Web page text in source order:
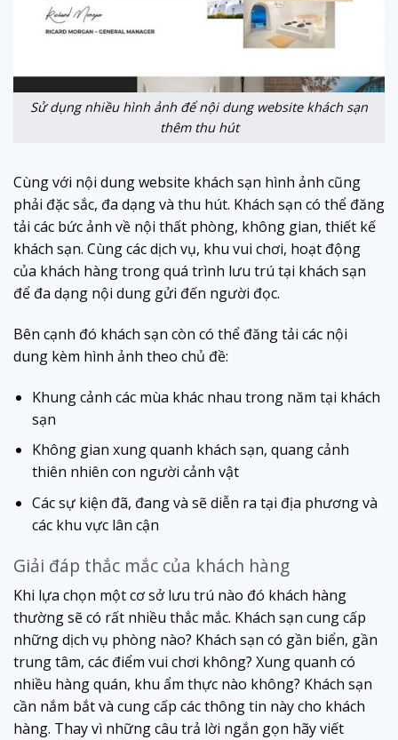
Sử dụng nhiều hình ảnh để nội dung website khách sạn
thêm thu hút
Cùng với nội dung website khách sạn hình ảnh cũng
phải đặc sắc, đa dạng và thu hút. Khách sạn có thể đăng
tải các bức ảnh về nội thất phòng, không gian, thiết kế
khách sạn. Cùng các dịch vụ, khu vui chơi, hoạt động
của khách hàng trong quá trình lưu trú tại khách sạn
để đa dạng nội dung gửi đến người đọc.
Bên cạnh đó khách sạn còn có thể đăng tải các nội
dung kèm hình ảnh theo chủ đề:
Khung cảnh các mùa khác nhau trong năm tại khách
sạn
Không gian xung quanh khách sạn, quang cảnh
thiên nhiên con người cảnh vật
Các sự kiện đã, đang và sẽ diễn ra tại địa phương và
các khu vực lân cận
Giải đáp thắc mắc của khách hàng
Khi lựa chọn một cơ sở lưu trú nào đó khách hàng
thường sẽ có rất nhiều thắc mắc. Khách sạn cung cấp
những dịch vụ phòng nào? Khách sạn có gần biển, gần
trung tâm, các điểm vui chơi không? Xung quanh có
nhiều hàng quán, khu ẩm thực nào không? Khách sạn
cần nắm bắt và cung cấp các thông tin này cho khách
hàng. Thay vì những câu trả lời ngắn gọn hãy viết